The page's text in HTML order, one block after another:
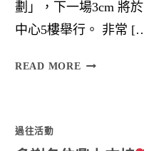
劃」，下一場3cm 將
中心5樓舉行。 非常
READ MORE將
過往活動